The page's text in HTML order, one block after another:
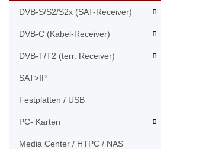
DVB-S/S2/S2x (SAT-Receiver)
DVB-C (Kabel-Receiver)
DVB-T/T2 (terr. Receiver)
SAT>IP
Festplatten / USB
PC- Karten
Media Center / HTPC / NAS